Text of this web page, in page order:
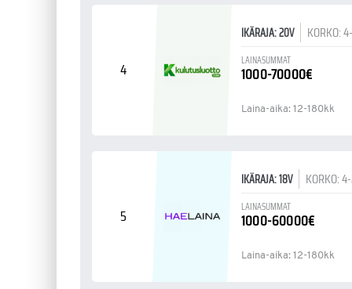
4
IKÄRAJA: 20V KORKO:
LAINASUMMAT
1000-70000€
Laina-aika: 12-180kk
5
IKÄRAJA: 18V KORKO:
LAINASUMMAT
1000-60000€
Laina-aika: 12-180kk